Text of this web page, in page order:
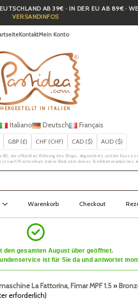
AB 39€ · IN DER EU AB 89€ ·
VERSANDINFOS
KontaktMein Konto
HERGESTELLT IN ITALIEN
Italiano Deutsch Français
GBP (£) CHF (CHF) CAD ($) AUD ($)
(€), der offiziellen Währung des Shops, abgewickelt, und die Kasse
je nach Wechselkurs deiner Bank oder deines Kreditkartenanbieters
Warenkorb Checkout
den gesamten August über geöffnet.
ist für Sie da und antwortet
La Fattorina, Fimar MPF 1.5»
erforderlich)